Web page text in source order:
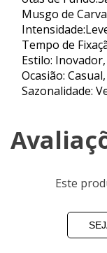
Musgo de
Tempo de
Estilo:
Ocasião:
Sazonalidade:
Este